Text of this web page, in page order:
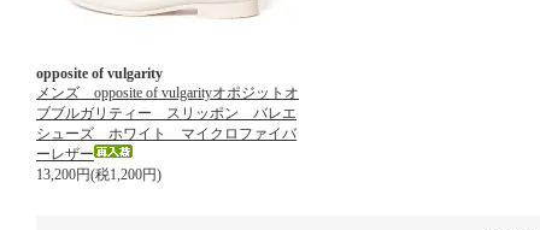
opposite of vulgarity
メンズ opposite of vulgarityオポジットオ
ブブルガリティー スリッポン バレエ
シューズ ホワイト マイクロファイバ
ーレザー
13,200円(税1,200円)